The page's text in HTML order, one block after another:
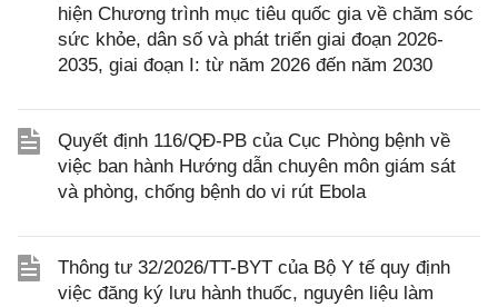
hiện Chương trình mục tiêu quốc gia về chăm sóc
sức khỏe, dân số và phát triển giai đoạn 2026-
2035, giai đoạn I: từ năm 2026 đến năm 2030
Quyết định 116/QĐ-PB của Cục Phòng bệnh về
việc ban hành Hướng dẫn chuyên môn giám sát
và phòng, chống bệnh do vi rút Ebola
Thông tư 32/2026/TT-BYT của Bộ Y tế quy định
việc đăng ký lưu hành thuốc, nguyên liệu làm